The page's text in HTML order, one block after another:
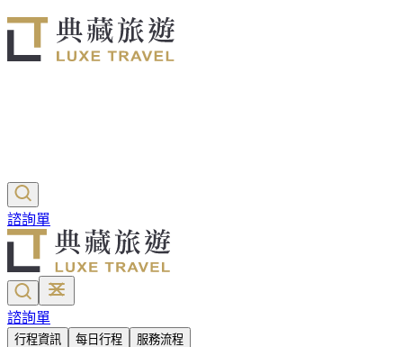
諮詢單
諮詢單
行程資訊 每日行程 服務流程